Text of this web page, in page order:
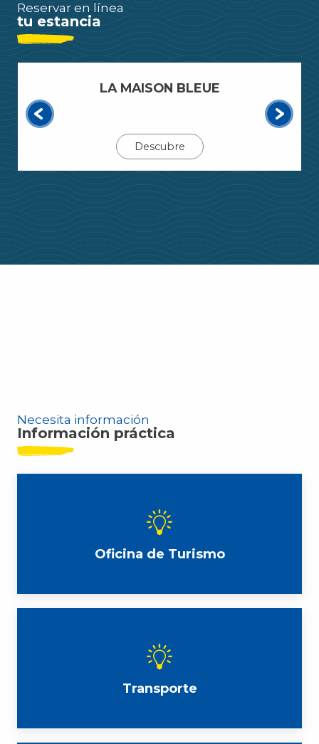
Reservar en línea
tu estancia
LA MAISON BLEUE
Descubre
Necesita información
Información práctica
Oficina de Turismo
Transporte